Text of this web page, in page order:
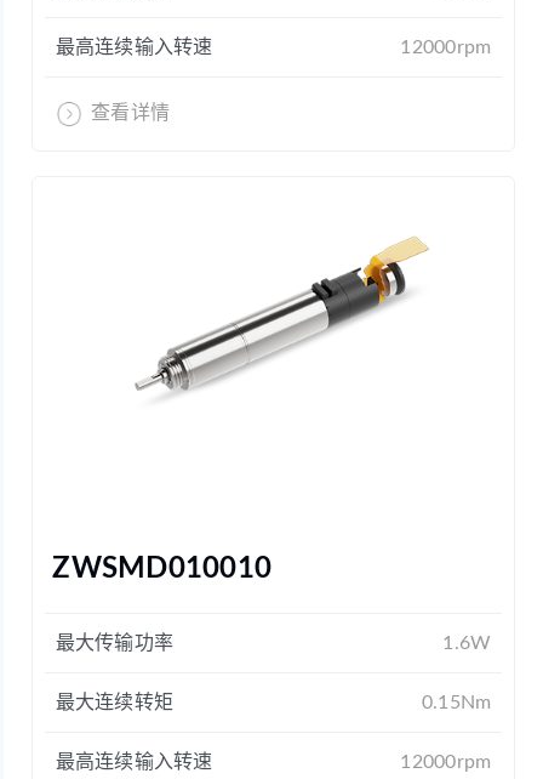
最高连续输入转速 12000rpm
查看详情
ZWSMD010010
最大传输功率 1.6W
最大连续转矩 0.15Nm
最高连续输入转速 12000rpm